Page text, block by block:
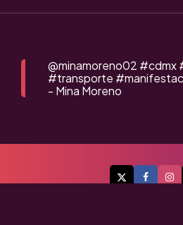
@minamoreno02 #cdmx
#transporte
- Mina Moreno